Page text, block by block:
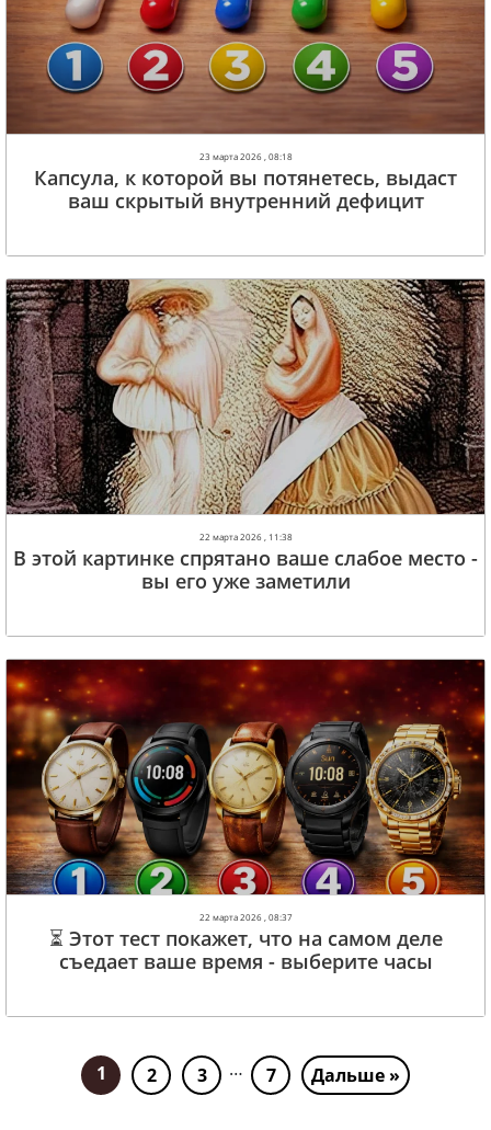
23 марта 2026 , 08:18
Капсула, к которой вы потянетесь, выдаст
ваш скрытый внутренний дефицит
22 марта 2026 , 11:38
В этой картинке спрятано ваше слабое место -
вы его уже заметили
22 марта 2026 , 08:37
⏳ Этот тест покажет, что на самом деле
съедает ваше время - выберите часы
1 2 3 … 7 Дальше »